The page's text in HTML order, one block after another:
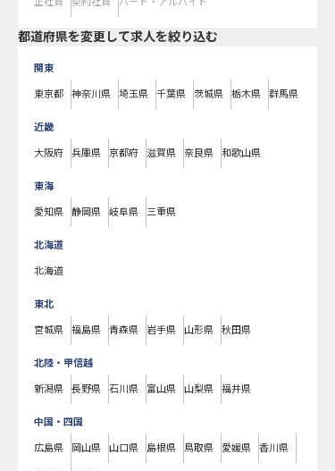
都道府県を変更して求人を絞り込む
関東
東京都 神奈川県 埼玉県 千葉県 茨城県 栃木県 群馬県
近畿
大阪府 兵庫県 京都府 滋賀県 奈良県 和歌山県
東海
愛知県 静岡県 岐阜県 三重県
北海道
北海道
東北
宮城県 福島県 青森県 岩手県 山形県 秋田県
北陸・甲信越
新潟県 長野県 石川県 富山県 山梨県 福井県
中国・四国
広島県 岡山県 山口県 島根県 鳥取県 愛媛県 香川県